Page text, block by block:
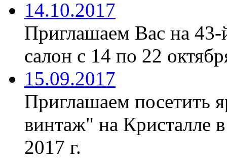
14.10.2017
Приглашаем Вас на
салон с 14 по 22
15.09.2017
Приглашаем посетить
винтаж" на Кристалле
2017 г.